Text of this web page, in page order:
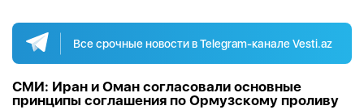
Все срочные новости в Telegram-канале Vesti.az
СМИ: Иран и Оман согласовали основные
принципы соглашения по Ормузскому проливу